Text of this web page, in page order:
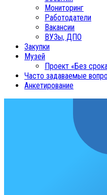
Мониторинг
Работодатели
Вакансии
ВУЗы, ДПО
Закупки
Музей
Проект «Без
Часто задаваемые
Анкетирование